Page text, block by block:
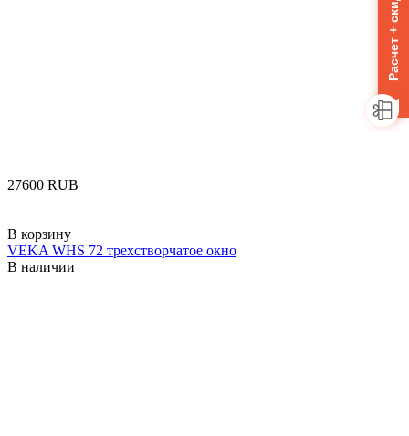
‍27600‍ RUB
В корзину
VEKA WHS 72 трехстворчатое окно
В наличии